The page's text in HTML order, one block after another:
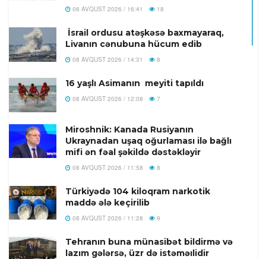
08 AVQUST 2026 / 16:41 18
İsrail ordusu atəşkəsə baxmayaraq,
Livanın cənubuna hücum edib
08 AVQUST 2026 / 14:31 8
16 yaşlı Asimanın meyiti tapıldı
08 AVQUST 2026 / 12:08 7
Miroshnik: Kanada Rusiyanın
Ukraynadan uşaq oğurlaması ilə bağlı
mifi ən fəal şəkildə dəstəkləyir
08 AVQUST 2026 / 11:58 8
Türkiyədə 104 kiloqram narkotik
maddə ələ keçirilib
08 AVQUST 2026 / 11:28 9
Tehranın buna münasibət bildirmə və
lazım gələrsə, üzr də istəməılidir